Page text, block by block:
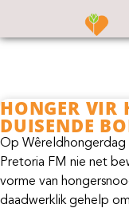
HONGER VIR
DUISENDE
Op Wêreldhongerdag
Pretoria FM nie net
vorme van
daadwerklik gehelp